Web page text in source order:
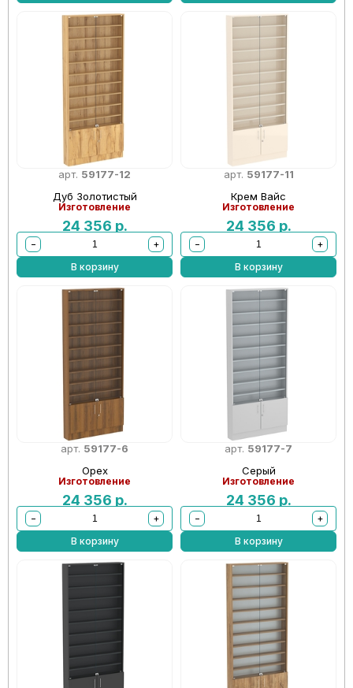
арт. 59177-12
Дуб Золотистый
Изготовление
24 356 р.
−
+
В корзину
арт. 59177-11
Крем Вайс
Изготовление
24 356 р.
−
+
В корзину
арт. 59177-6
Орех
Изготовление
24 356 р.
−
+
В корзину
арт. 59177-7
Серый
Изготовление
24 356 р.
−
+
В корзину